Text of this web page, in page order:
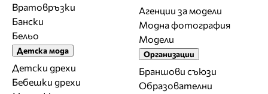
Вратовръзки
Бански
Бельо
Детска мода
Детски дрехи
Бебешки дрехи
Агенции за модели
Модна фотография
Модели
Организации
Браншови съюзи
Образователни